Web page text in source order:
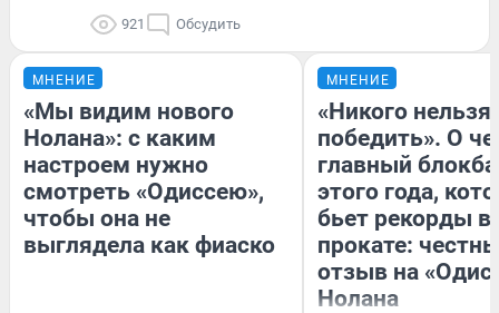
921 Обсудить
МНЕНИЕ
«Мы видим нового
Нолана»: с каким
настроем нужно
смотреть «Одиссею»,
чтобы она не
выглядела как фиаско
МНЕНИЕ
«Никого нельзя
победить». О
главный
этого года,
бьет рекорды в
прокате:
отзыв на
Нолана